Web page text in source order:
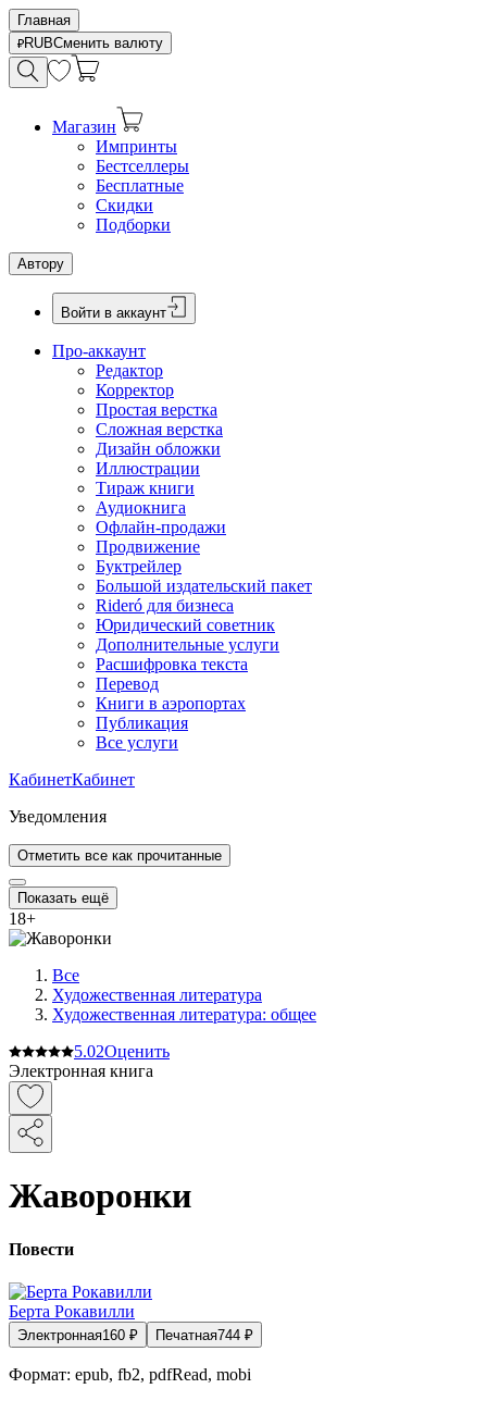
Главная
RUBСменить валюту
Магазин
Импринты
Бестселлеры
Бесплатные
Скидки
Подборки
Автору
Войти в аккаунт
Про-аккаунт
Редактор
Корректор
Простая верстка
Сложная верстка
Дизайн обложки
Иллюстрации
Тираж книги
Аудиокнига
Офлайн-продажи
Продвижение
Буктрейлер
Большой издательский пакет
Rideró для бизнеса
Юридический советник
Дополнительные услуги
Расшифровка текста
Перевод
Книги в аэропортах
Публикация
Все услуги
КабинетКабинет
Уведомления
Отметить все как прочитанные
Показать ещё
18+
Все
Художественная литература
Художественная литература: общее
5.02Оценить
Электронная книга
Жаворонки
Повести
Берта Рокавилли
Электронная160 ₽ Печатная744 ₽
Формат: epub, fb2, pdfRead, mobi